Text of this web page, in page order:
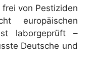
frei von Pestiziden
europäischen
laborgeprüft –
Deutsche und